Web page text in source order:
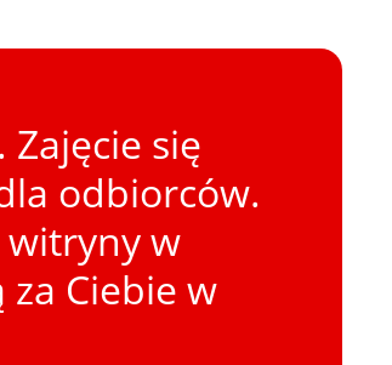
się
odbiorców.
witryny w
Ciebie w